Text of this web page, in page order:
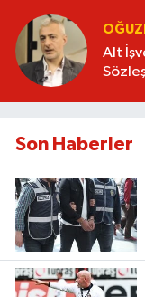
Alt
Son Haberler